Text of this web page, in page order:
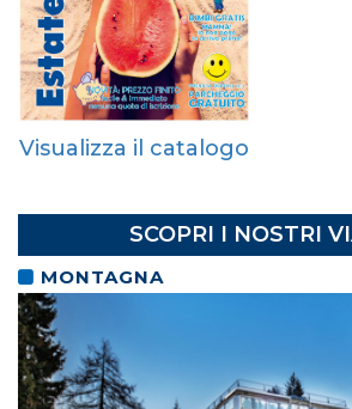
Visualizza il catalogo
SCOPRI I NOSTRI
MONTAGNA